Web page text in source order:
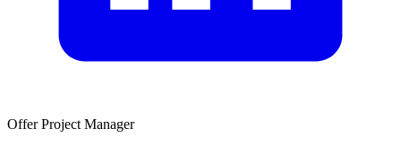
Offer Project Manager